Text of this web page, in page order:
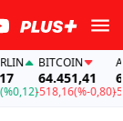
BITCOIN
64.451,41
-518,16(%-0,80)-